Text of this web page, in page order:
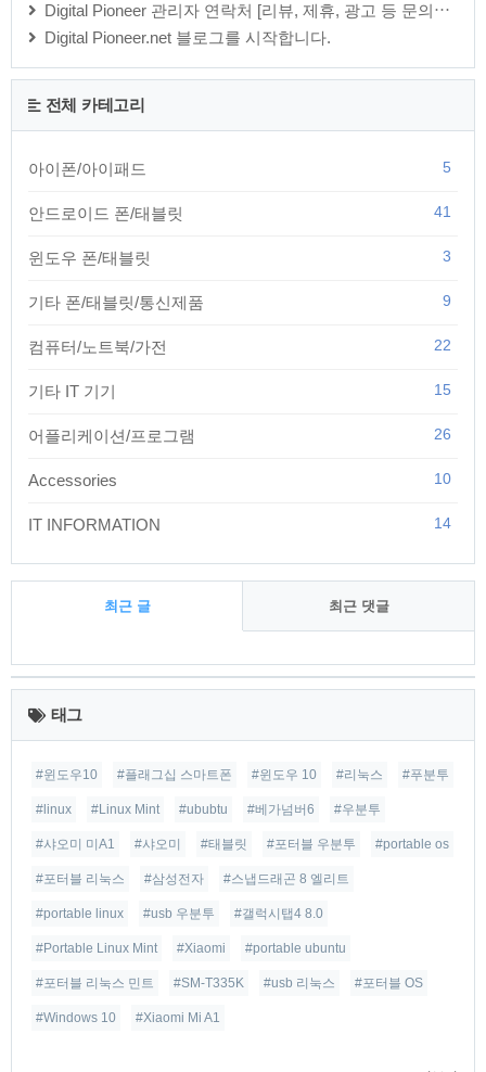
Digital Pioneer 관리자 연락처 [리뷰, 제휴, 광고 등 문의⋯
Digital Pioneer.net 블로그를 시작합니다.
전체 카테고리
아이폰/아이패드 5
안드로이드 폰/태블릿 41
윈도우 폰/태블릿 3
기타 폰/태블릿/통신제품 9
컴퓨터/노트북/가전 22
기타 IT 기기 15
어플리케이션/프로그램 26
Accessories 10
IT INFORMATION 14
최근 글 최근 댓글
최
근
글 태그
#윈도우10 #플래그십 스마트폰 #윈도우 10 #리눅스 #푸분투
#linux #Linux Mint #ububtu #베가넘버6 #우분투
#샤오미 미A1 #샤오미 #태블릿 #포터블 우분투 #portable os
#포터블 리눅스 #삼성전자 #스냅드래곤 8 엘리트
#portable linux #usb 우분투 #갤럭시탭4 8.0
#Portable Linux Mint #Xiaomi #portable ubuntu
#포터블 리눅스 민트 #SM-T335K #usb 리눅스 #포터블 OS
#Windows 10 #Xiaomi Mi A1